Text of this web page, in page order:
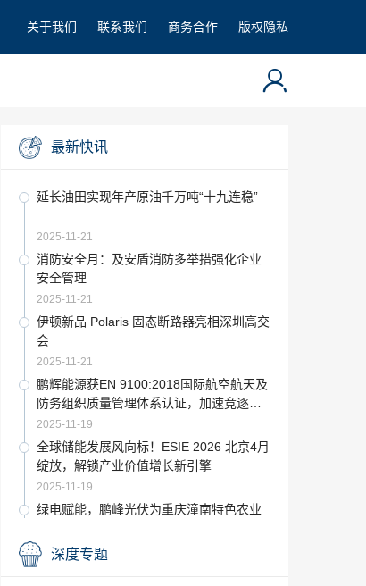
关于我们 联系我们 商务合作 版权隐私
最新快讯
延长油田实现年产原油千万吨“十九连稳”
2025-11-21
消防安全月：及安盾消防多举措强化企业
安全管理
2025-11-21
伊顿新品 Polaris 固态断路器亮相深圳高交
会
2025-11-21
鹏辉能源获EN 9100:2018国际航空航天及
防务组织质量管理体系认证，加速竞逐航
空动力电池赛道
2025-11-19
全球储能发展风向标！ESIE 2026 北京4月
绽放，解锁产业价值增长新引擎
2025-11-19
绿电赋能，鹏峰光伏为重庆潼南特色农业
2025-11-19
深度专题